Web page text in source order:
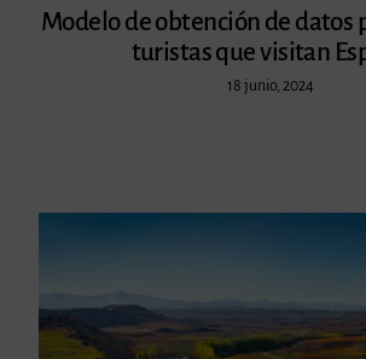
Modelo de obtención de datos
turistas que visitan
18 junio, 2024